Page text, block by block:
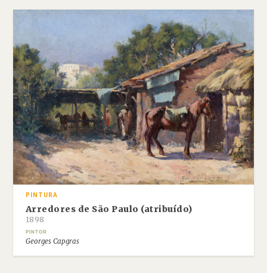
PINTURA
Arredores de São Paulo (atribuído)
1898
PINTOR
Georges Capgras